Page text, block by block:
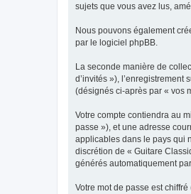
sujets que vous avez lus,
Nous pouvons également
par le logiciel phpBB.
La seconde manière de
d’invités »),
(désignés ci-après par « vos
Votre compte contiendra au
passe »), et une adresse
applicables dans le pays qui
discrétion de « Guitare
générés automatiquement
Votre mot de passe est